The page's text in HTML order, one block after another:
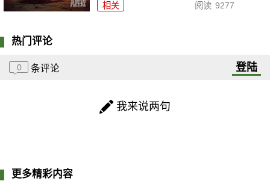
相关 阅读 9277
热门评论
0 条评论 登陆
我来说两句
更多精彩内容